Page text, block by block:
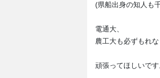
(県船出身の知人も
電通大、
農工大も必ずもれ
頑張ってほしいです